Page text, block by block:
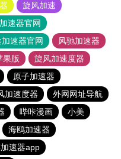
旋风加速
速器官网
速器官网
风驰加速器
果版
旋风加速度器
原子加速器
加速度器
外网网址导航
哔咔漫画
小美
海鸥加速器
速器app